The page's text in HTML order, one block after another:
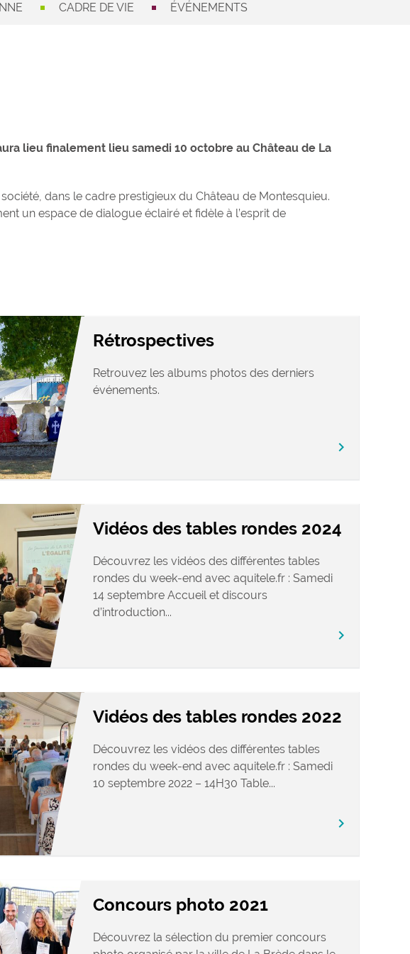
CADRE DE VIE ÉVÉNEMENTS
lieu finalement lieu samedi 10 octobre au Château de La
dans le cadre prestigieux du Château de Montesquieu.
un espace de dialogue éclairé et fidèle à l’esprit de
Rétrospectives
Retrouvez les albums photos des derniers
événements.
chevron_right
Vidéos des tables rondes 2024
Découvrez les vidéos des différentes tables
rondes du week-end avec aquitele.fr : Samedi
14 septembre Accueil et discours
d’introduction...
chevron_right
Vidéos des tables rondes 2022
Découvrez les vidéos des différentes tables
rondes du week-end avec aquitele.fr : Samedi
10 septembre 2022 – 14H30 Table...
chevron_right
Concours photo 2021
Découvrez la sélection du premier concours